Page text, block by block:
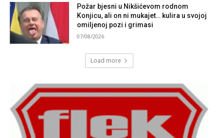
Požar bjesni u Nikšićevom rodnom
Konjicu, ali on ni mukajet… kulira u svojoj
omiljenoj pozi i grimasi
07/08/2026
Load more